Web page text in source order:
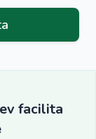
facilita